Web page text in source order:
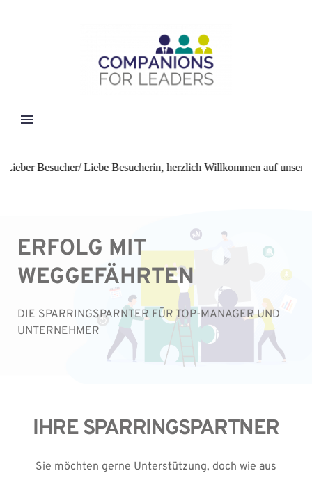
Besucher/ Liebe Besucherin, herzlich Willkommen auf unserer
ERFOLG MIT
WEGGEFÄHRTEN
DIE SPARRINGSPARNTER FÜR TOP-MANAGER UND
UNTERNEHMER
IHRE SPARRINGSPARTNER
Sie möchten gerne Unterstützung, doch wie aus